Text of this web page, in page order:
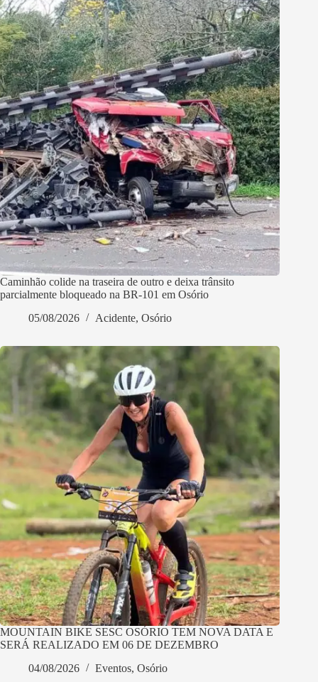
Caminhão colide na traseira de outro e deixa trânsito
parcialmente bloqueado na BR-101 em Osório
05/08/2026
Acidente, Osório
MOUNTAIN BIKE SESC OSÓRIO TEM NOVA DATA E
SERÁ REALIZADO EM 06 DE DEZEMBRO
04/08/2026
Eventos, Osório